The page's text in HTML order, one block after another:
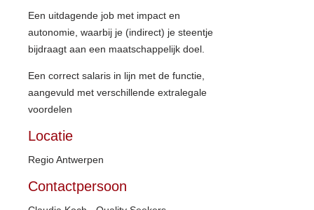
Een uitdagende job met impact en
autonomie, waarbij je (indirect) je steentje
bijdraagt aan een maatschappelijk doel.
Een correct salaris in lijn met de functie,
aangevuld met verschillende extralegale
voordelen
Locatie
Regio Antwerpen
Contactpersoon